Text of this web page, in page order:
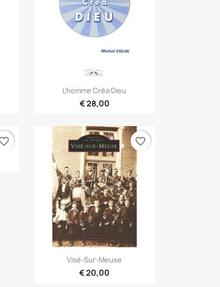
Snel bekijken
L'homme Créa Dieu
€ 28,00
Snel bekijken
Visé-Sur-Meuse
€ 20,00
favorite_border